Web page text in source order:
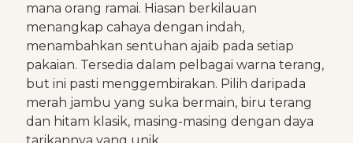
mana orang ramai. Hiasan berkilauan
menangkap cahaya dengan indah,
menambahkan sentuhan ajaib pada setiap
pakaian. Tersedia dalam pelbagai warna terang,
but ini pasti menggembirakan. Pilih daripada
merah jambu yang suka bermain, biru terang
dan hitam klasik, masing-masing dengan daya